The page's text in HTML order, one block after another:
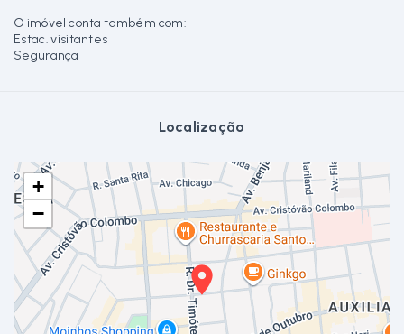
O imóvel conta também com:
Estac. visitantes
Segurança
Localização
+
−